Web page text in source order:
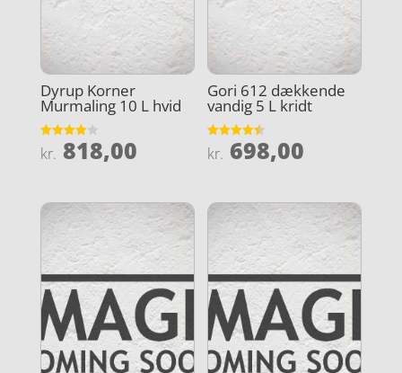
Dyrup Korner
Murmaling 10 L hvid
Vurderet
4
kr. 818,00
Gori 612 dækkende
vandig 5 L kridt
Vurderet
4.5
kr. 698,00